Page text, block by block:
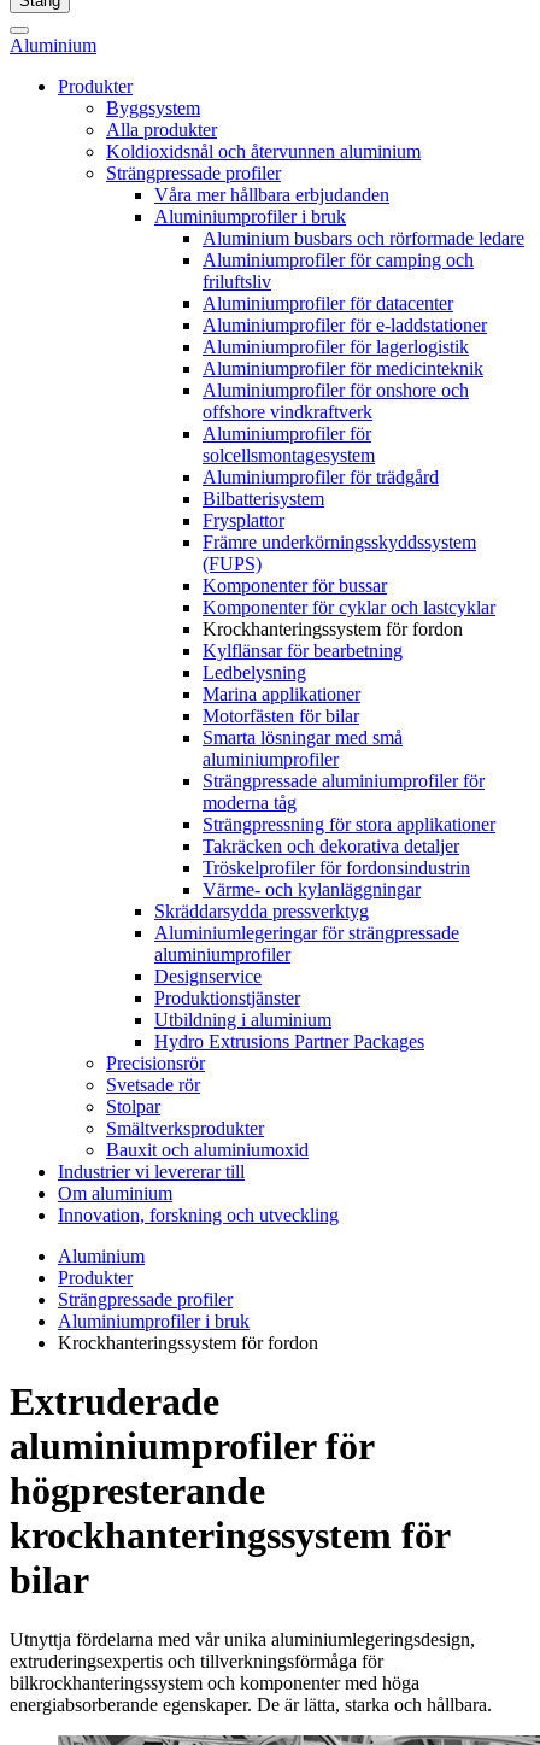
Aluminium
Produkter
Byggsystem
Alla produkter
Koldioxidsnål och återvunnen aluminium
Strängpressade profiler
Våra mer hållbara erbjudanden
Aluminiumprofiler i bruk
Aluminium busbars och rörformade ledare
Aluminiumprofiler för camping och
friluftsliv
Aluminiumprofiler för datacenter
Aluminiumprofiler för e-laddstationer
Aluminiumprofiler för lagerlogistik
Aluminiumprofiler för medicinteknik
Aluminiumprofiler för onshore och
offshore vindkraftverk
Aluminiumprofiler för
solcellsmontagesystem
Aluminiumprofiler för trädgård
Bilbatterisystem
Frysplattor
Främre underkörningsskyddssystem
(FUPS)
Komponenter för bussar
Komponenter för cyklar och lastcyklar
Krockhanteringssystem för fordon
Kylflänsar för bearbetning
Ledbelysning
Marina applikationer
Motorfästen för bilar
Smarta lösningar med små
aluminiumprofiler
Strängpressade aluminiumprofiler för
moderna tåg
Strängpressning för stora applikationer
Takräcken och dekorativa detaljer
Tröskelprofiler för fordonsindustrin
Värme- och kylanläggningar
Skräddarsydda pressverktyg
Aluminiumlegeringar för strängpressade
aluminiumprofiler
Designservice
Produktionstjänster
Utbildning i aluminium
Hydro Extrusions Partner Packages
Precisionsrör
Svetsade rör
Stolpar
Smältverksprodukter
Bauxit och aluminiumoxid
Industrier vi levererar till
Om aluminium
Innovation, forskning och utveckling
Aluminium
Produkter
Strängpressade profiler
Aluminiumprofiler i bruk
Krockhanteringssystem för fordon
Extruderade
aluminiumprofiler för
högpresterande
krockhanteringssystem för
bilar
Utnyttja fördelarna med vår unika aluminiumlegeringsdesign,
extruderingsexpertis och tillverkningsförmåga för
bilkrockhanteringssystem och komponenter med höga
energiabsorberande egenskaper. De är lätta, starka och hållbara.